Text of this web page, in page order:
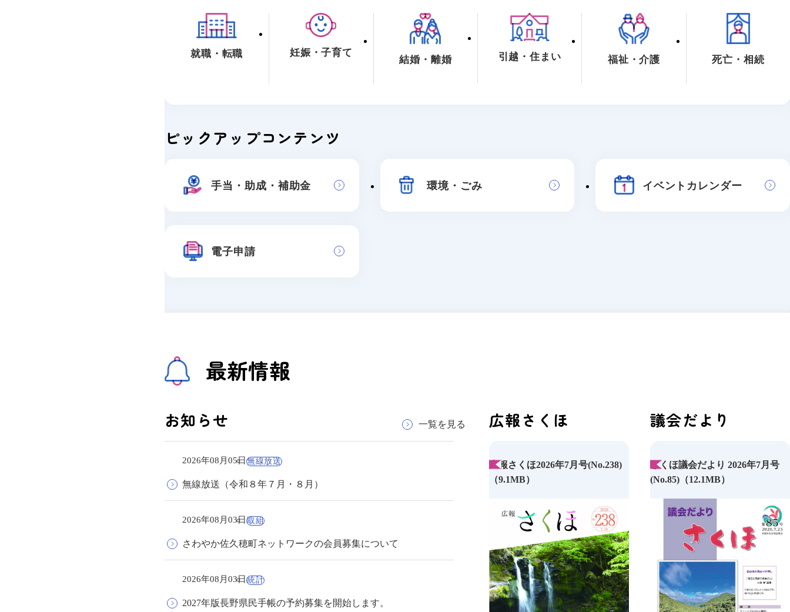
就職・転職 妊娠・子育て
結婚・離婚 引越・住まい 福祉・介護 死亡・相続
ピックアップコンテンツ
手当・助成・補助金 環境・ごみ イベントカレンダー
電子申請
最新情報
お知らせ 一覧を見る
2026年08月05日 無線放送
無線放送（令和８年７月・８月）
2026年08月03日 取組
さわやか佐久穂町ネットワークの会員募集について
2026年08月03日 統計
2027年版長野県民手帳の予約募集を開始します。
広報さくほ
広報さくほ2026年7月号(No.238)
（9.1MB）
議会だより
さくほ議会だより 2026年7月号
(No.85)（12.1MB）